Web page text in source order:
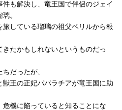
も解決し、竜王国で伴侶のジェイ
。
している瑠璃の祖父ベリルから報
たかもしれないというものだっ
だったが、
王の正妃パパラチアが竜王国に助
機に陥っていると知ることにな